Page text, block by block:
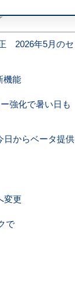
2026年5月のセ
機能
強化で暑い日も
からベータ提供
変更
で